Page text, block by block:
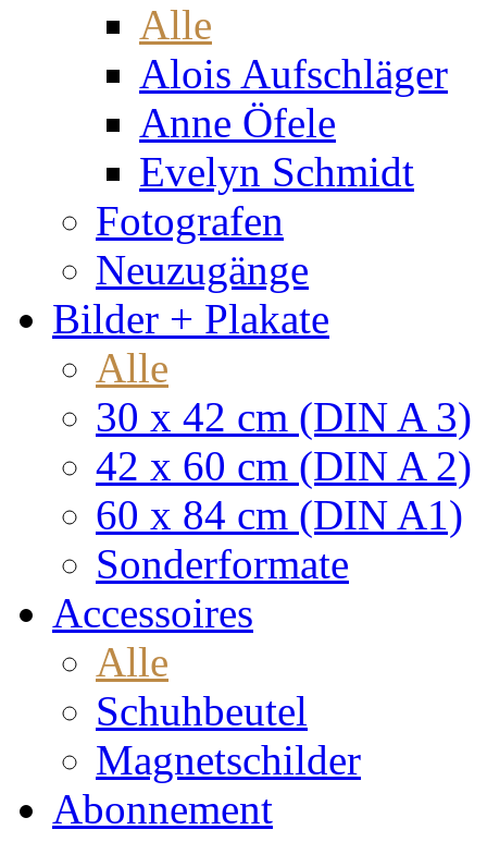
Alle
Alois Aufschläger
Anne Öfele
Evelyn Schmidt
Fotografen
Neuzugänge
Bilder + Plakate
Alle
30 x 42 cm (DIN A 3)
42 x 60 cm (DIN A 2)
60 x 84 cm (DIN A1)
Sonderformate
Accessoires
Alle
Schuhbeutel
Magnetschilder
Abonnement